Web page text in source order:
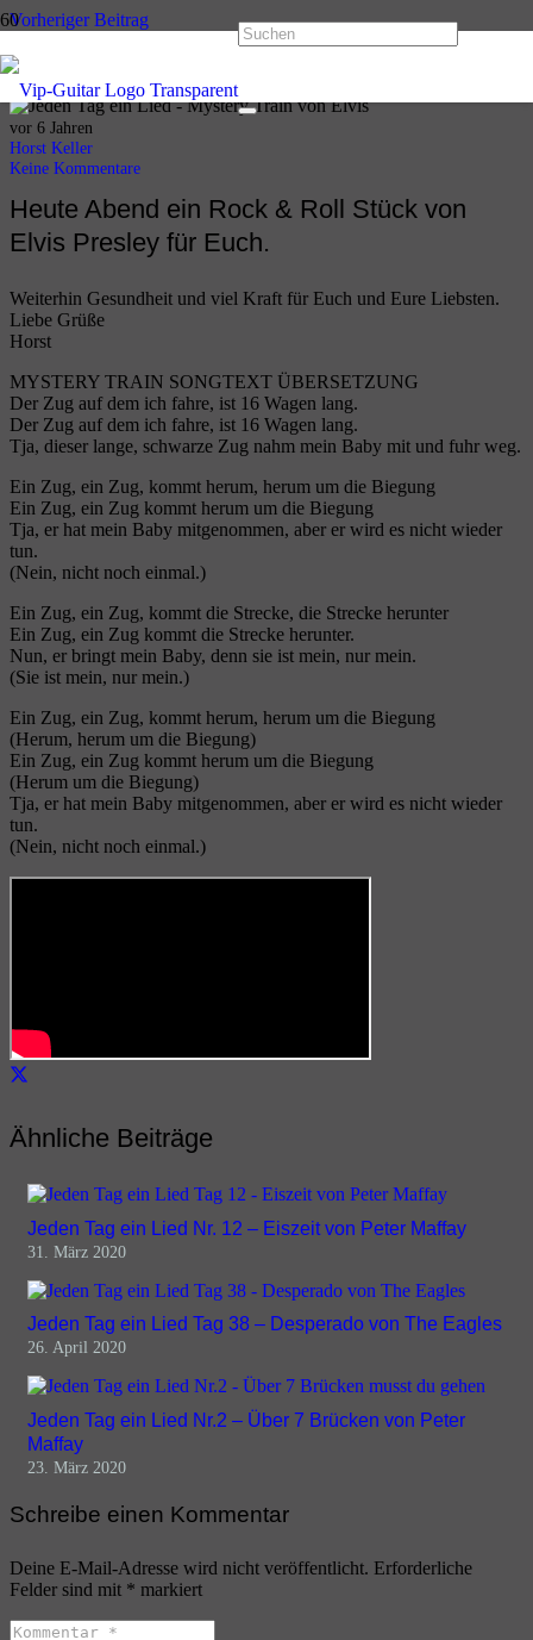
Vorheriger Beitrag
Jeden Tag ein Lied Tag 15 – Alright von Reamonn
Nächster Beitrag
Jeden Tag ein Lied Tag 17 – Ain’t no sunshine von Bill Withers
vor 6 Jahren
Horst Keller
Keine Kommentare
Heute Abend ein Rock & Roll Stück von
Elvis Presley für Euch.
Weiterhin Gesundheit und viel Kraft für Euch und Eure Liebsten.
Liebe Grüße
Horst
MYSTERY TRAIN SONGTEXT ÜBERSETZUNG
Der Zug auf dem ich fahre, ist 16 Wagen lang.
Der Zug auf dem ich fahre, ist 16 Wagen lang.
Tja, dieser lange, schwarze Zug nahm mein Baby mit und fuhr weg.
Ein Zug, ein Zug, kommt herum, herum um die Biegung
Ein Zug, ein Zug kommt herum um die Biegung
Tja, er hat mein Baby mitgenommen, aber er wird es nicht wieder
tun.
(Nein, nicht noch einmal.)
Ein Zug, ein Zug, kommt die Strecke, die Strecke herunter
Ein Zug, ein Zug kommt die Strecke herunter.
Nun, er bringt mein Baby, denn sie ist mein, nur mein.
(Sie ist mein, nur mein.)
Ein Zug, ein Zug, kommt herum, herum um die Biegung
(Herum, herum um die Biegung)
Ein Zug, ein Zug kommt herum um die Biegung
(Herum um die Biegung)
Tja, er hat mein Baby mitgenommen, aber er wird es nicht wieder
tun.
(Nein, nicht noch einmal.)
Ähnliche Beiträge
Jeden Tag ein Lied Nr. 12 – Eiszeit von Peter Maffay
31. März 2020
Jeden Tag ein Lied Tag 38 – Desperado von The Eagles
26. April 2020
Jeden Tag ein Lied Nr.2 – Über 7 Brücken von Peter
Maffay
23. März 2020
Schreibe einen Kommentar
Deine E-Mail-Adresse wird nicht veröffentlicht. Erforderliche
Felder sind mit * markiert